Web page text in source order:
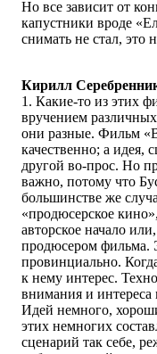
Но все зависит от
капустники вроде
снимать не стал, это
Кирилл
1. Какие-то из этих
вручением
они разные. Фильм
качественно; а идея,
другой во-прос. Но
важно, потому что
большинстве же
«продюсерское
авторское начало
продюсером фильма.
провинциально.
к нему интерес.
внимания и интереса
Идей немного,
этих немногих
сценарий так себе,